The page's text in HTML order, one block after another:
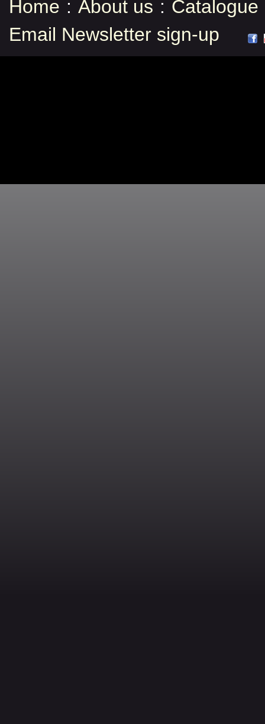
Home : About us : Catalogue
Email Newsletter sign-up